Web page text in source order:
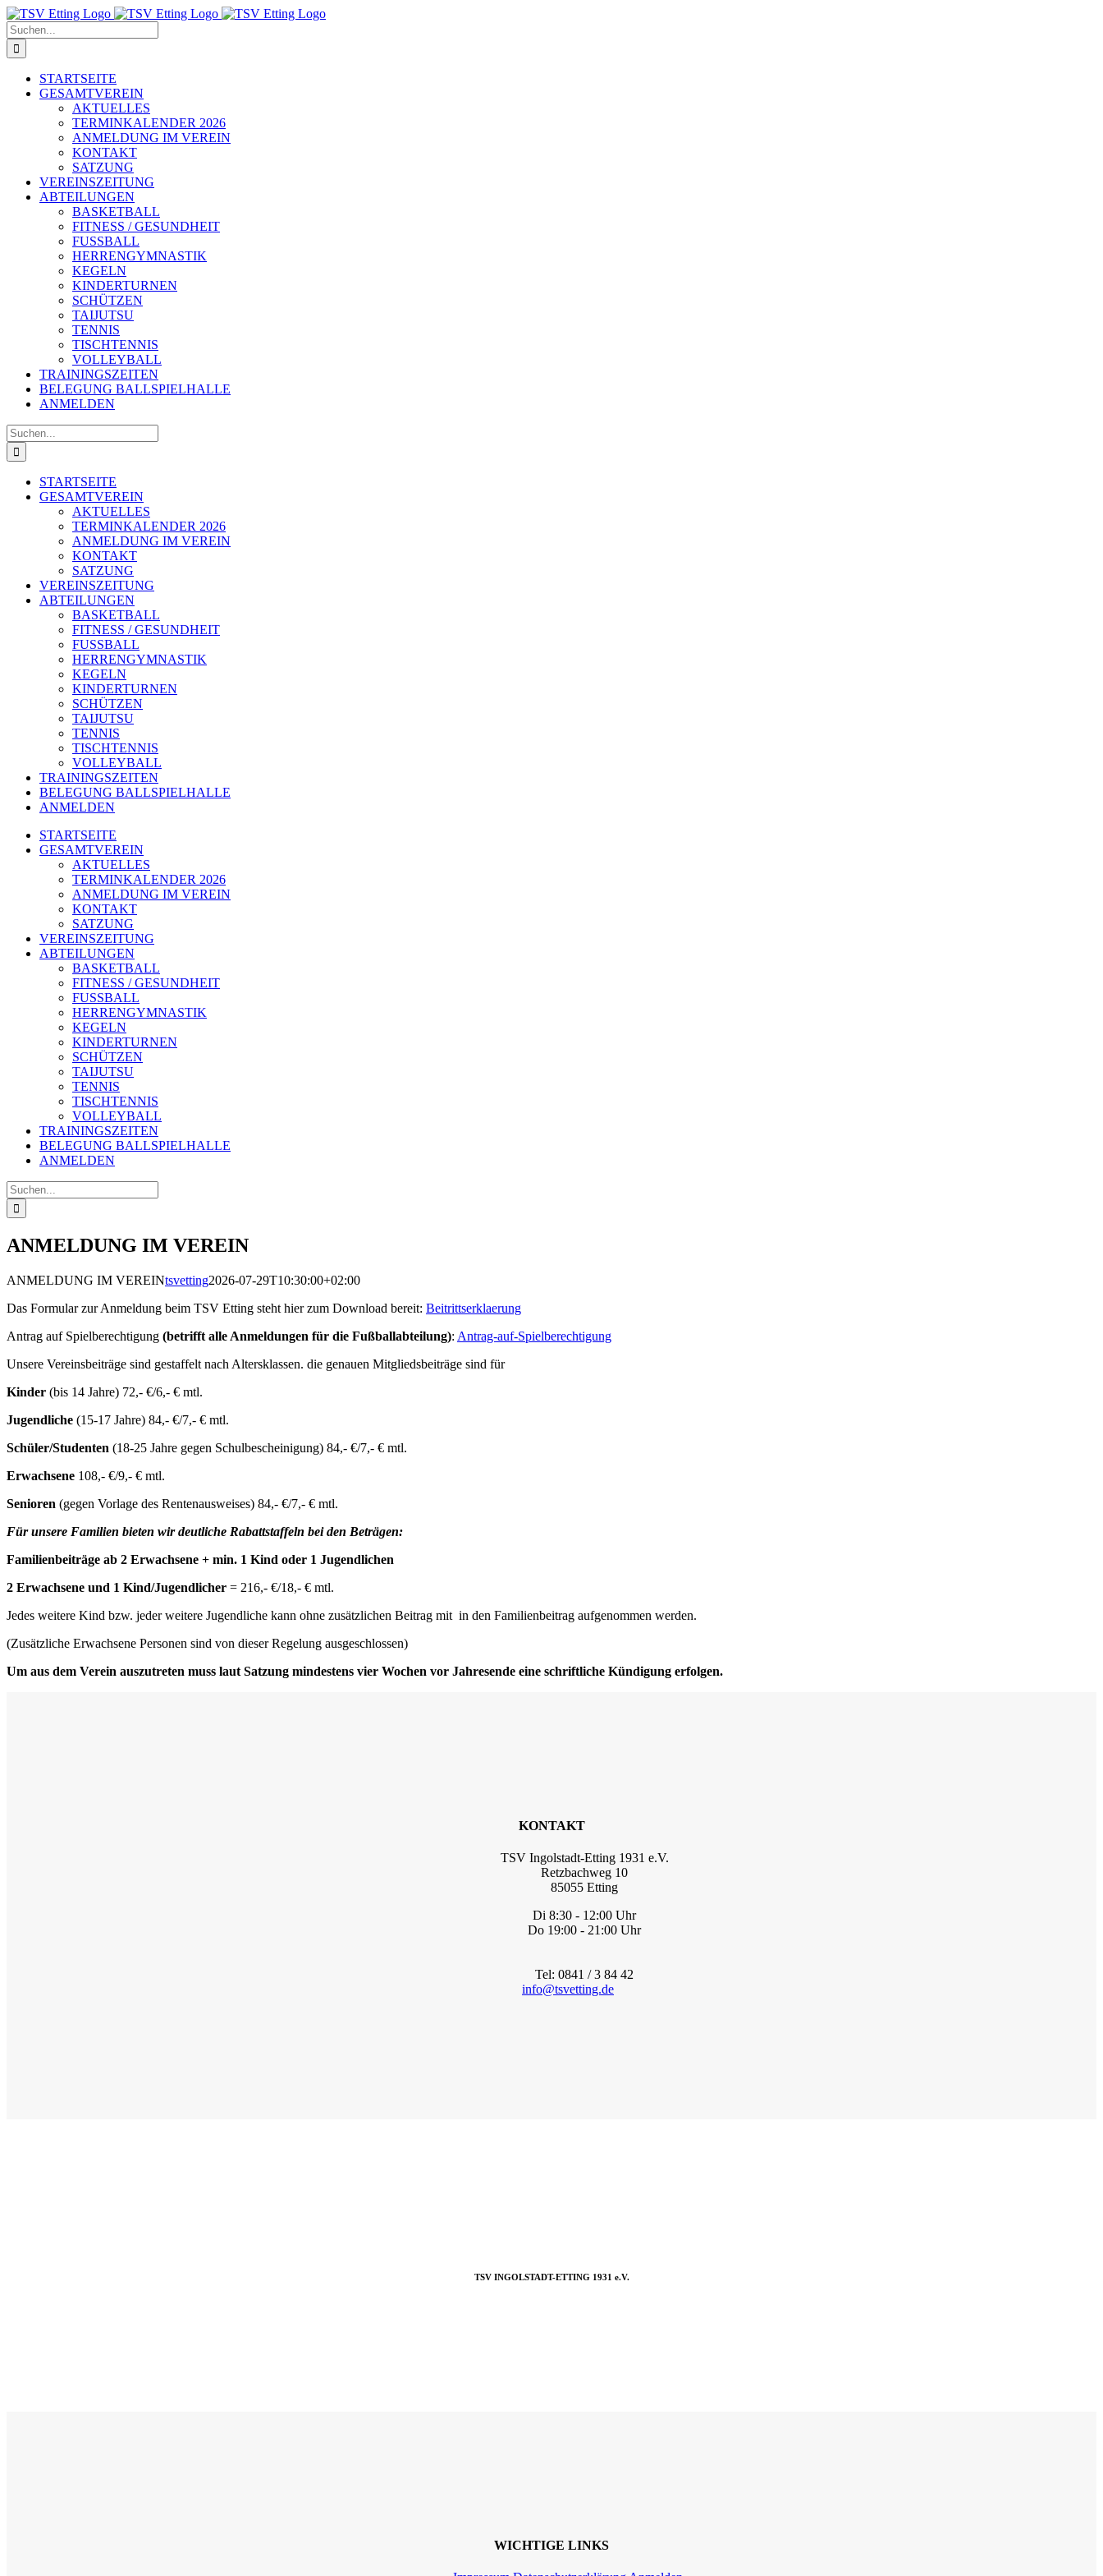
Skip
to
content
Suche
nach:
STARTSEITE
GESAMTVEREIN
AKTUELLES
TERMINKALENDER 2026
ANMELDUNG IM VEREIN
KONTAKT
SATZUNG
VEREINSZEITUNG
ABTEILUNGEN
BASKETBALL
FITNESS / GESUNDHEIT
FUSSBALL
HERRENGYMNASTIK
KEGELN
KINDERTURNEN
SCHÜTZEN
TAIJUTSU
TENNIS
TISCHTENNIS
VOLLEYBALL
TRAININGSZEITEN
BELEGUNG BALLSPIELHALLE
ANMELDEN
Suche
nach:
STARTSEITE
GESAMTVEREIN
AKTUELLES
TERMINKALENDER 2026
ANMELDUNG IM VEREIN
KONTAKT
SATZUNG
VEREINSZEITUNG
ABTEILUNGEN
BASKETBALL
FITNESS / GESUNDHEIT
FUSSBALL
HERRENGYMNASTIK
KEGELN
KINDERTURNEN
SCHÜTZEN
TAIJUTSU
TENNIS
TISCHTENNIS
VOLLEYBALL
TRAININGSZEITEN
BELEGUNG BALLSPIELHALLE
ANMELDEN
STARTSEITE
GESAMTVEREIN
AKTUELLES
TERMINKALENDER 2026
ANMELDUNG IM VEREIN
KONTAKT
SATZUNG
VEREINSZEITUNG
ABTEILUNGEN
BASKETBALL
FITNESS / GESUNDHEIT
FUSSBALL
HERRENGYMNASTIK
KEGELN
KINDERTURNEN
SCHÜTZEN
TAIJUTSU
TENNIS
TISCHTENNIS
VOLLEYBALL
TRAININGSZEITEN
BELEGUNG BALLSPIELHALLE
ANMELDEN
Suche
nach:
ANMELDUNG IM VEREIN
ANMELDUNG IM VEREINtsvetting2026-07-29T10:30:00+02:00
Das Formular zur Anmeldung beim TSV Etting steht hier zum Download bereit: Beitrittserklaerung
Antrag auf Spielberechtigung (betrifft alle Anmeldungen für die Fußballabteilung): Antrag-auf-Spielberechtigung
Unsere Vereinsbeiträge sind gestaffelt nach Altersklassen. die genauen Mitgliedsbeiträge sind für
Kinder (bis 14 Jahre) 72,- €/6,- € mtl.
Jugendliche (15-17 Jahre) 84,- €/7,- € mtl.
Schüler/Studenten (18-25 Jahre gegen Schulbescheinigung) 84,- €/7,- € mtl.
Erwachsene 108,- €/9,- € mtl.
Senioren (gegen Vorlage des Rentenausweises) 84,- €/7,- € mtl.
Für unsere Familien bieten wir deutliche Rabattstaffeln bei den Beträgen:
Familienbeiträge ab 2 Erwachsene + min. 1 Kind oder 1 Jugendlichen
2 Erwachsene und 1 Kind/Jugendlicher = 216,- €/18,- € mtl.
Jedes weitere Kind bzw. jeder weitere Jugendliche kann ohne zusätzlichen Beitrag mit in den Familienbeitrag aufgenommen werden.
(Zusätzliche Erwachsene Personen sind von dieser Regelung ausgeschlossen)
Um aus dem Verein auszutreten muss laut Satzung mindestens vier Wochen vor Jahresende eine schriftliche Kündigung erfolgen.
KONTAKT
TSV Ingolstadt-Etting 1931 e.V.
Retzbachweg 10
85055 Etting
Di 8:30 - 12:00 Uhr
Do 19:00 - 21:00 Uhr
Tel: 0841 / 3 84 42
info@tsvetting.de
TSV INGOLSTADT-ETTING 1931 e.V.
WICHTIGE LINKS